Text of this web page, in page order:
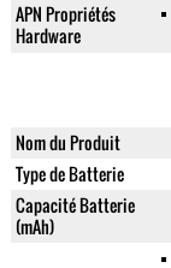
APN Propriétés
Hardware
Nom du Produit
Type de Batterie
Capacité Batterie
(mAh)